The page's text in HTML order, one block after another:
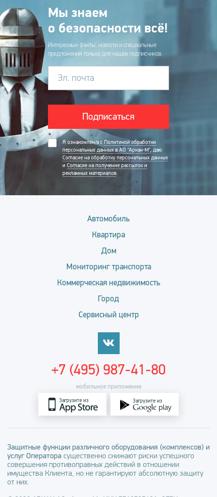
Мы знаем
о безопасности всё!
Интересные факты, новости и специальные
предложения только для наших подписчиков.
Эл. почта
Подписаться
Я ознакомлен/а с Политикой обработки
персональных данных в АО "Аркан-М", даю
Согласие на обработку персональных данных
и Согласие на получение рассылок и
рекламных материалов.
Автомобиль
Квартира
Дом
Мониторинг транспорта
Коммерческая недвижимость
Город
Сервисный центр
мобильное приложение
Загрузите из Загрузите из
+7 (495) 987-41-80
Защитные функции различного оборудования (комплексов) и
услуг Оператора существенно снижают риски успешного
совершения противоправных действий в отношении
имущества Клиента, но не гарантируют абсолютную защиту
от них.